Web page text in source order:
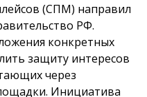
(СПМ) направил
РФ.
конкретных
защиту интересов
через
Инициатива